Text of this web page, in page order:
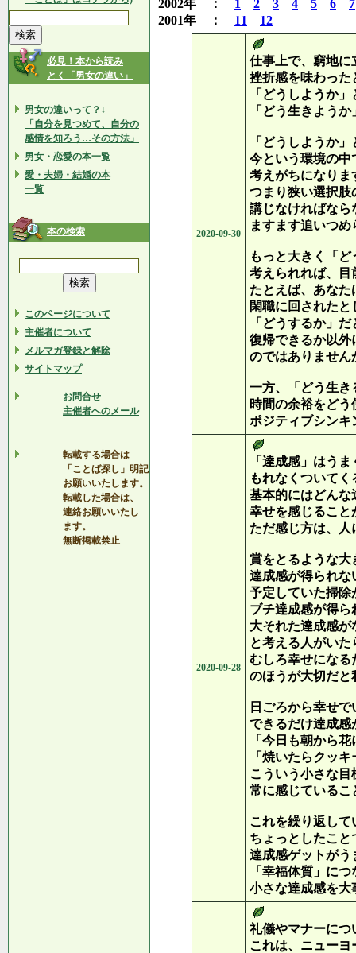
必見！本から読み
とく「男女の違い」
男女の違いって？↓
「自分を見つめて、自分の
感情を知ろう…その方法」
男女・恋愛の本一覧
愛・夫婦・結婚の本
一覧
本の検索
このページについて
主催者について
メルマガ登録と解除
サイトマップ
お問合せ
主催者へのメール
転載する場合は
「ことば探し」明記
お願いいたします。
転載した場合は、
連絡お願いいたし
ます。
無断掲載禁止
2002年 ： 1 2 3 4 5 6
7
2001年 ： 11 12
2020-09-30
仕事上で、窮地に
挫折感を味わった
「どうしようか
「どう生きよう
「どうしようか
今という環境の中
考えがちになりま
つまり狭い選択肢
講じなければなら
ますます追いつ
もっと大きく「
考えられれば、目
たとえば、あな
閑職に回されたと
「どうするか」
復帰できるか以外
のではありません
一方、「どう生き
時間の余裕をど
ポジティブシンキ
2020-09-28
「達成感」はう
もれなくついて
基本的にはどんな
幸せを感じること
ただ感じ方は、
賞をとるような
達成感が得られな
予定していた掃除
ブチ達成感が得
大それた達成感
と考える人がい
むしろ幸せになる
のほうが大切だと
日ごろから幸せ
できるだけ達成感
「今日も朝から
「焼いたらクッ
こういう小さな
常に感じているこ
これを繰り返して
ちょっとしたこ
達成感ゲットがう
「幸福体質」に
小さな達成感を大
礼儀やマナーにつ
これは、ニュー